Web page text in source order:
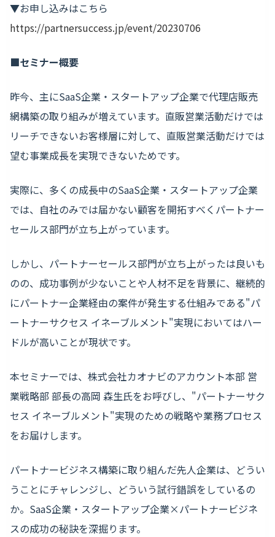
▼お申し込みはこちら
https://partnersuccess.jp/event/20230706
■セミナー概要
昨今、主にSaaS企業・スタートアップ企業で代理店販売
網構築の取り組みが増えています。直販営業活動だけでは
リーチできないお客様層に対して、直販営業活動だけでは
望む事業成長を実現できないためです。
実際に、多くの成長中のSaaS企業・スタートアップ企業
では、自社のみでは届かない顧客を開拓すべくパートナー
セールス部門が立ち上がっています。
しかし、パートナーセールス部門が立ち上がったは良いも
のの、成功事例が少ないことや人材不足を背景に、継続的
にパートナー企業経由の案件が発生する仕組みである"パ
ートナーサクセス イネーブルメント"実現においてはハー
ドルが高いことが現状です。
本セミナーでは、株式会社カオナビのアカウント本部 営
業戦略部 部長の高岡 森生氏をお呼びし、"パートナーサク
セス イネーブルメント"実現のための戦略や業務プロセス
をお届けします。
パートナービジネス構築に取り組んだ先人企業は、どうい
うことにチャレンジし、どういう試行錯誤をしているの
か。SaaS企業・スタートアップ企業×パートナービジネ
スの成功の秘訣を深掘ります。